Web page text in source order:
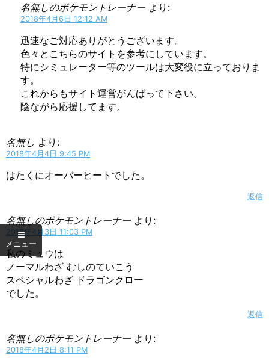
名無しのポケモントレーナー より:
2018年4月6日 12:12 AM
迅速なご対応ありがとうございます。
色々とこちらのサイトを参考にしています。
特にシミュレーター等のツールは大変役に立っておりま
す。
これからもサイト運営がんばって下さい。
陰ながら応援してます。
名無し より:
2018年4月4日 9:45 PM
はたくにオーバーヒートでした。
返信
名無しのポケモントレーナー より:
2018年4月3日 11:03 PM
私のミュウは
ノーマルわざ むしのていこう
スペシャルわざ ドラゴンクロー
でした。
返信
名無しのポケモントレーナー より:
2018年4月2日 8:11 PM